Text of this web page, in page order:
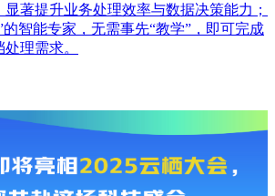
著提升业务处理效率与数据决策能力；
智能专家，无需事先“教学”，即可完成
理需求。